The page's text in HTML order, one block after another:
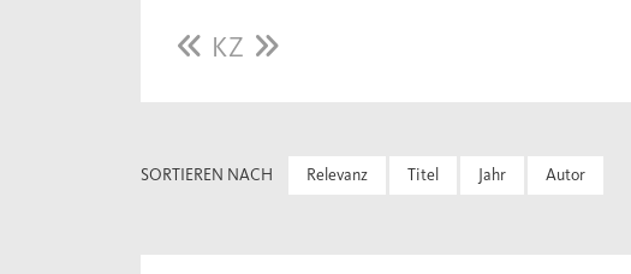
KZ
SORTIEREN NACH Relevanz Titel Jahr Autor